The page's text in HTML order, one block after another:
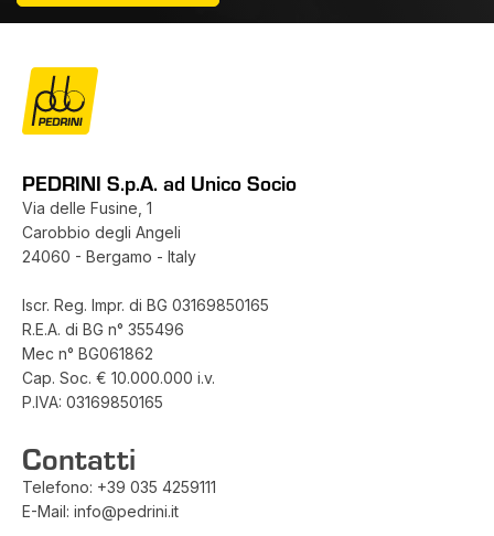
PEDRINI S.p.A. ad Unico Socio
Via delle Fusine, 1
Carobbio degli Angeli
24060 - Bergamo - Italy
Iscr. Reg. Impr. di BG 03169850165
R.E.A. di BG n° 355496
Mec n° BG061862
Cap. Soc. € 10.000.000 i.v.
P.IVA: 03169850165
Contatti
Telefono: +39 035 4259111
E-Mail: info@pedrini.it